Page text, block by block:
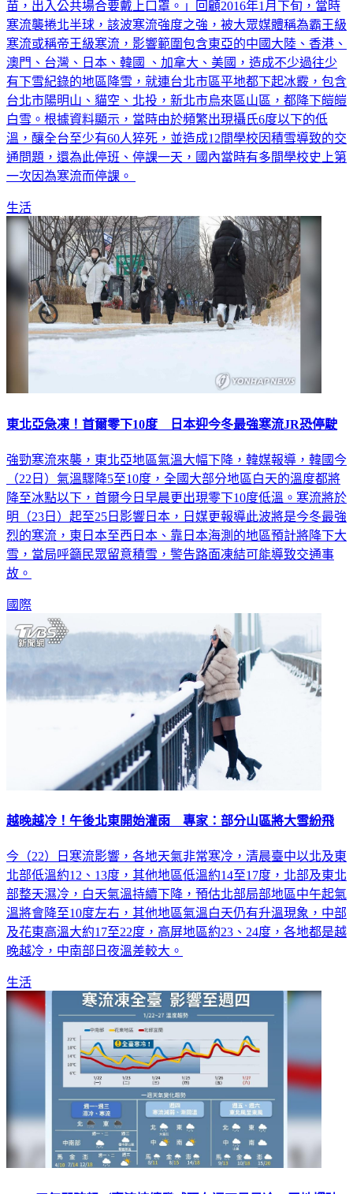
苗，出入公共場合要戴上口罩。」回顧2016年1月下旬，當時
寒流襲捲北半球，該波寒流強度之強，被大眾媒體稱為霸王級
寒流或稱帝王級寒流，影響範圍包含東亞的中國大陸、香港、
澳門、台灣、日本、韓國 、加拿大、美國，造成不少過往少
有下雪紀錄的地區降雪，就連台北市區平地都下起冰霰，包含
台北市陽明山、貓空、北投，新北市烏來區山區，都降下皚皚
白雪。根據資料顯示，當時由於頻繁出現攝氏6度以下的低
溫，釀全台至少有60人猝死，並造成12間學校因積雪導致的交
通問題，還為此停班、停課一天，國內當時有多間學校史上第
一次因為寒流而停課。
生活
東北亞急凍！首爾零下10度 日本迎今冬最強寒流JR恐停駛
強勁寒流來襲，東北亞地區氣溫大幅下降，韓媒報導，韓國今
（22日）氣溫驟降5至10度，全國大部分地區白天的溫度都將
降至冰點以下，首爾今日早晨更出現零下10度低溫。寒流將於
明（23日）起至25日影響日本，日媒更報導此波將是今冬最強
烈的寒流，東日本至西日本、靠日本海測的地區預計將降下大
雪，當局呼籲民眾留意積雪，警告路面凍結可能導致交通事
故。
國際
越晚越冷！午後北東開始灌雨 專家：部分山區將大雪紛飛
今（22）日寒流影響，各地天氣非常寒冷，清晨臺中以北及東
北部低溫約12、13度，其他地區低溫約14至17度，北部及東北
部整天濕冷，白天氣溫持續下降，預估北部局部地區中午起氣
溫將會降至10度左右，其他地區氣溫白天仍有升溫現象，中部
及花東高溫大約17至22度，高屏地區約23、24度，各地都是越
晚越冷，中南部日夜溫差較大。
生活